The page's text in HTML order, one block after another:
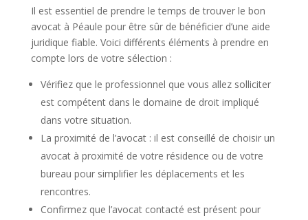
Il est essentiel de prendre le temps de trouver le bon
avocat à Péaule pour être sûr de bénéficier d’une aide
juridique fiable. Voici différents éléments à prendre en
compte lors de votre sélection :
Vérifiez que le professionnel que vous allez solliciter
est compétent dans le domaine de droit impliqué
dans votre situation.
La proximité de l’avocat : il est conseillé de choisir un
avocat à proximité de votre résidence ou de votre
bureau pour simplifier les déplacements et les
rencontres.
Confirmez que l’avocat contacté est présent pour